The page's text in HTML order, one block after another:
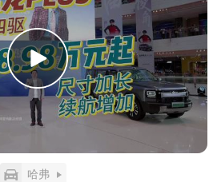
哈弗